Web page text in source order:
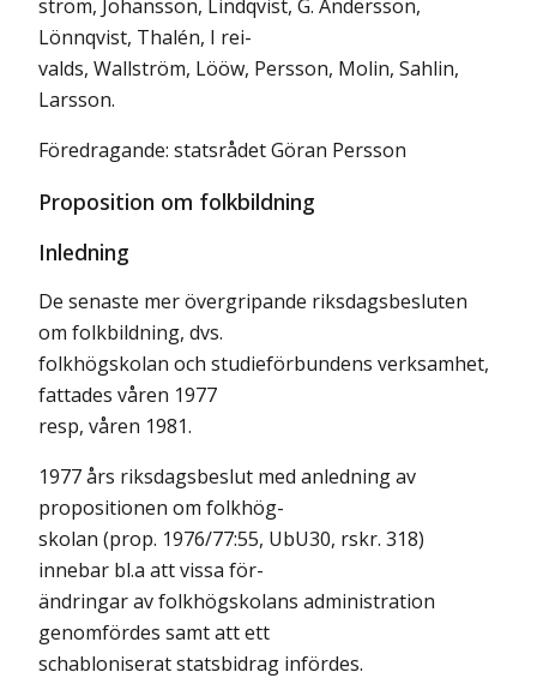
ström, Johansson, Lindqvist, G. Andersson,
Lönnqvist, Thalén, I rei-
valds, Wallström, Lööw, Persson, Molin, Sahlin,
Larsson.
Föredragande: statsrådet Göran Persson
Proposition om folkbildning
Inledning
De senaste mer övergripande riksdagsbesluten
om folkbildning, dvs.
folkhögskolan och studieförbundens verksamhet,
fattades våren 1977
resp, våren 1981.
1977 års riksdagsbeslut med anledning av
propositionen om folkhög-
skolan (prop. 1976/77:55, UbU30, rskr. 318)
innebar bl.a att vissa för-
ändringar av folkhögskolans administration
genomfördes samt att ett
schabloniserat statsbidrag infördes.